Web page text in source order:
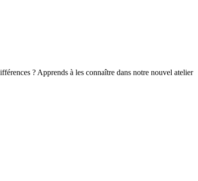
? Apprends à les connaître dans notre nouvel atelier